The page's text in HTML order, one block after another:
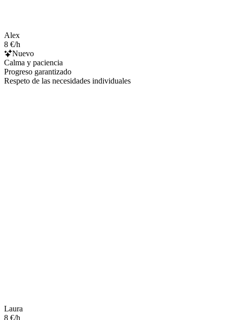
Alex
8 €/h
Nuevo
Calma y paciencia
Progreso garantizado
Respeto de las necesidades individuales
Laura
8 €/h